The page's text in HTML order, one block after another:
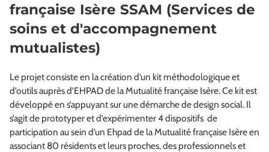
française Isère SSAM (Services de
soins et d'accompagnement
mutualistes)
Le projet consiste en la création d’un kit méthodologique et
d’outils auprès d’EHPAD de la Mutualité française Isère. Ce kit est
développé en s’appuyant sur une démarche de design social. Il
s’agit de prototyper et d’expérimenter 4 dispositifs de
participation au sein d’un Ehpad de la Mutualité française Isère en
associant 80 résidents et leurs proches, des professionnels et